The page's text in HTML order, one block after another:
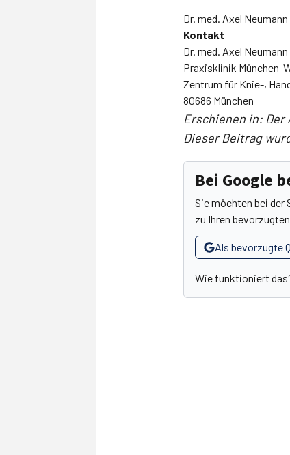
Dr. med. Axel Neumann
Kontakt
Dr. med. Axel Neumann
Praxisklinik München-
Zentrum für Knie-,
80686 München
Erschienen in: Der
Dieser Beitrag
Bei Google
Sie möchten bei der
zu Ihren
Als bevorzugte
Wie funktioniert